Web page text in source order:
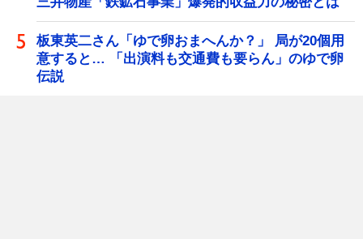
板東英二さん「ゆで卵おまへんか？」 局が20個用
意すると… 「出演料も交通費も要らん」のゆで卵
伝説